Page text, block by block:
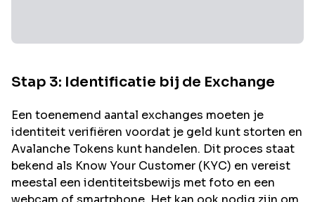
Stap 3: Identificatie bij de Exchange
Een toenemend aantal exchanges moeten je
identiteit verifiëren voordat je geld kunt storten en
AvalancheTokens kunt handelen. Dit proces staat
bekend als Know Your Customer (KYC) en vereist
meestal een identiteitsbewijs met foto en een